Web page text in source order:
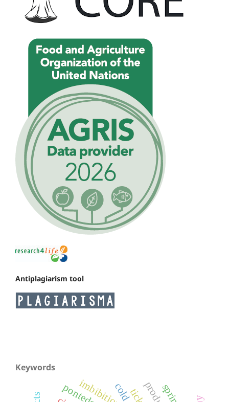
Antiplagiarism tool
Keywords
imbibition